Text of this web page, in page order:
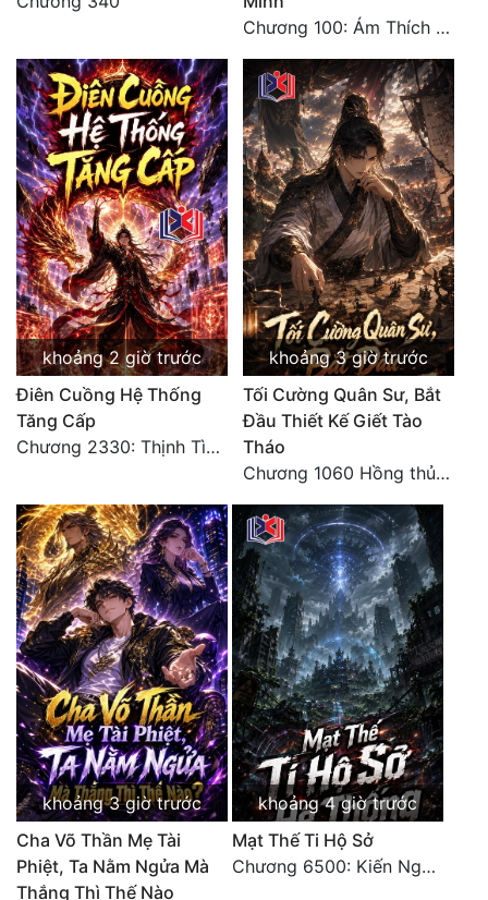
Tu Tiên
Tội Phạm
Vô Địch
Võ Hiệp
Võng Du
Xuyên Không
Xuyên Nhanh
Xuyên Sách
Xuyên Thư
Điền Văn
Đô Thị
Đông Phương
Đông Phương Huyền Huyễn
Đồng Nhân
Cẩu Đạo Trường Sinh
Ngự Thú
Truyện Nam
Truyện Nữ
Vô Địch Lưu
Chương 100: Ám Thích Trên Vân Sơn
khoảng 2 giờ trước
Điên Cuồng Hệ Thống
Tăng Cấp
Chương 2330: Thịnh Tình Mời Chào
khoảng 3 giờ trước
Tối Cường Quân Sư, Bắt
Đầu Thiết Kế Giết Tào
Tháo
Chương 1060 Hồng thủy ngập trời, thời khắc tuyệt vọng (2/2)
khoảng 3 giờ trước
Cha Võ Thần Mẹ Tài
Phiệt, Ta Nằm Ngửa Mà
Thắng Thì Thế Nào
khoảng 4 giờ trước
Mạt Thế Ti Hộ Sở
Chương 6500: Kiến Nghị Của Vân Lục